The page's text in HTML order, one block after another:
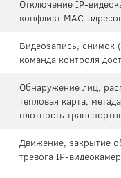
Отключение IP-
конфликт MAC-
Видеозапись,
команда контроля
Обнаружение лиц,
тепловая карта,
плотность
Движение, закрытие
тревога IP-